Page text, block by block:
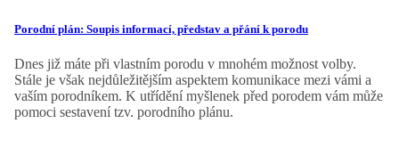
Porodní plán: Soupis informací, představ a přání k porodu
Dnes již máte při vlastním porodu v mnohém možnost volby.
Stále je však nejdůležitějším aspektem komunikace mezi vámi a
vaším porodníkem. K utřídění myšlenek před porodem vám může
pomoci sestavení tzv. porodního plánu.